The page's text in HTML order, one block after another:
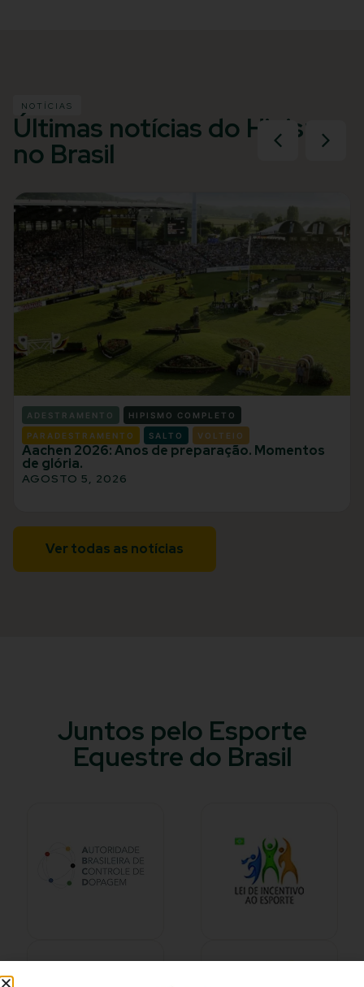
NOTÍCIAS
Últimas notícias do Hipismo
no Brasil
ADESTRAMENTO HIPISMO COMPLETO
PARADESTRAMENTO SALTO VOLTEIO
Aachen 2026: Anos de preparação. Momentos
de glória.
AGOSTO 5, 2026
Ver todas as notícias
Juntos pelo Esporte
Equestre do Brasil​